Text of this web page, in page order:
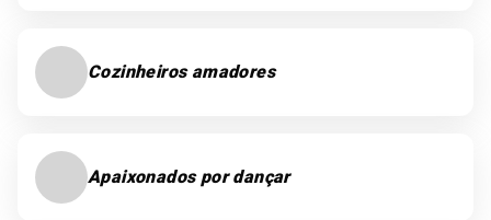
Cozinheiros amadores
Apaixonados por dançar